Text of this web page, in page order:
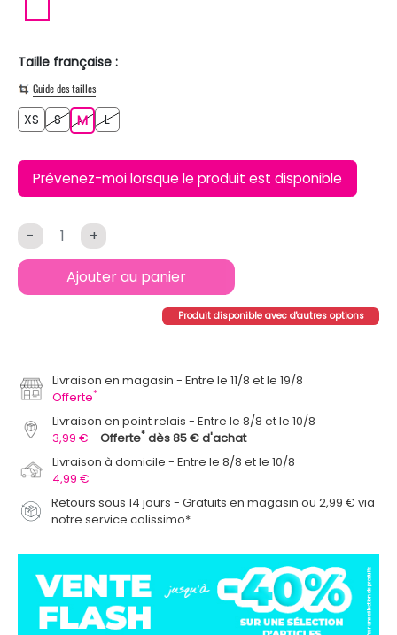
Taille française :
Guide des tailles
XS XSSS MM LL
Prévenez-moi lorsque le produit est disponible
- +
Ajouter au panier
Produit disponible avec d'autres options
Livraison en magasin
Entre le 11/8 et le 19/8
Offerte*
Livraison en point relais
Entre le 8/8 et le 10/8
3,99 €
Offerte* dès 85 € d'achat
Livraison à domicile
Entre le 8/8 et le 10/8
4,99 €
Retours sous 14 jours - Gratuits en magasin ou 2,99 € via
notre service colissimo*